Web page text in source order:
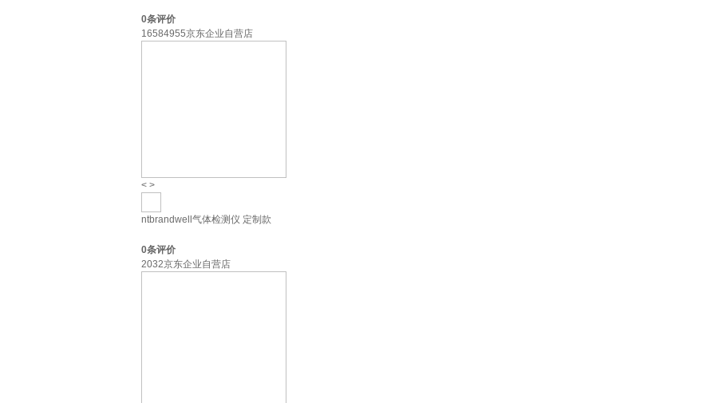
0条评价
16584955京东企业自营店
< >
ntbrandwell气体检测仪 定制款
0条评价
2032京东企业自营店